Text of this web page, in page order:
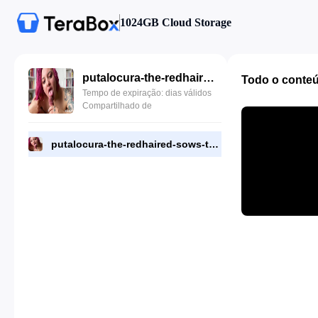
1024GB Cloud Storage
putalocura-the-redhaired-sows-tetamen-rebeca-addams.mp4
Tempo de expiração: dias válidos
Compartilhado de
putalocura-the-redhaired-sows-tetamen-rebeca-addams.mp4
Todo o